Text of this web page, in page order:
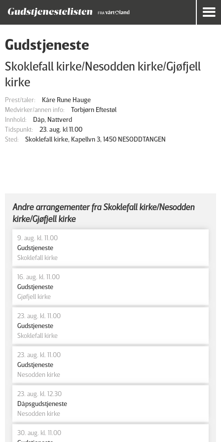
Gudstjeneste
Skoklefall kirke/Nesodden kirke/Gjøfjell
kirke
Prest/taler:
Kåre Rune Hauge
Medvirker/annen info:
Torbjørn Eftestøl
Innhold:
Dåp, Nattverd
Tidspunkt:
23. aug. kl 11.00
Sted:
Skoklefall kirke, Kapellvn 3, 1450 NESODDTANGEN
Andre arrangementer fra Skoklefall kirke/Nesodden
kirke/Gjøfjell kirke
9. aug. kl. 11.00
Gudstjeneste
Skoklefall kirke
16. aug. kl. 11.00
Gudstjeneste
Gjøfjell kirke
23. aug. kl. 11.00
Gudstjeneste
Skoklefall kirke
23. aug. kl. 11.00
Gudstjeneste
Nesodden kirke
23. aug. kl. 12.30
Dåpsgudstjeneste
Nesodden kirke
30. aug. kl. 11.00